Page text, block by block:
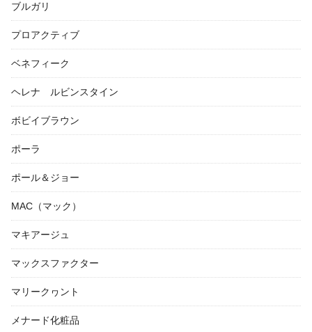
ブルガリ
プロアクティブ
ベネフィーク
ヘレナ ルビンスタイン
ボビイブラウン
ポーラ
ポール＆ジョー
MAC（マック）
マキアージュ
マックスファクター
マリークヮント
メナード化粧品